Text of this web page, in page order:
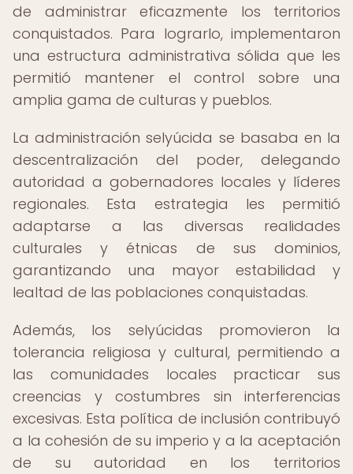
de administrar eficazmente los territorios
conquistados. Para lograrlo, implementaron
una estructura administrativa sólida que les
permitió mantener el control sobre una
amplia gama de culturas y pueblos.
La administración selyúcida se basaba en la
descentralización del poder, delegando
autoridad a gobernadores locales y líderes
regionales. Esta estrategia les permitió
adaptarse a las diversas realidades
culturales y étnicas de sus dominios,
garantizando una mayor estabilidad y
lealtad de las poblaciones conquistadas.
Además, los selyúcidas promovieron la
tolerancia religiosa y cultural, permitiendo a
las comunidades locales practicar sus
creencias y costumbres sin interferencias
excesivas. Esta política de inclusión contribuyó
a la cohesión de su imperio y a la aceptación
de su autoridad en los territorios